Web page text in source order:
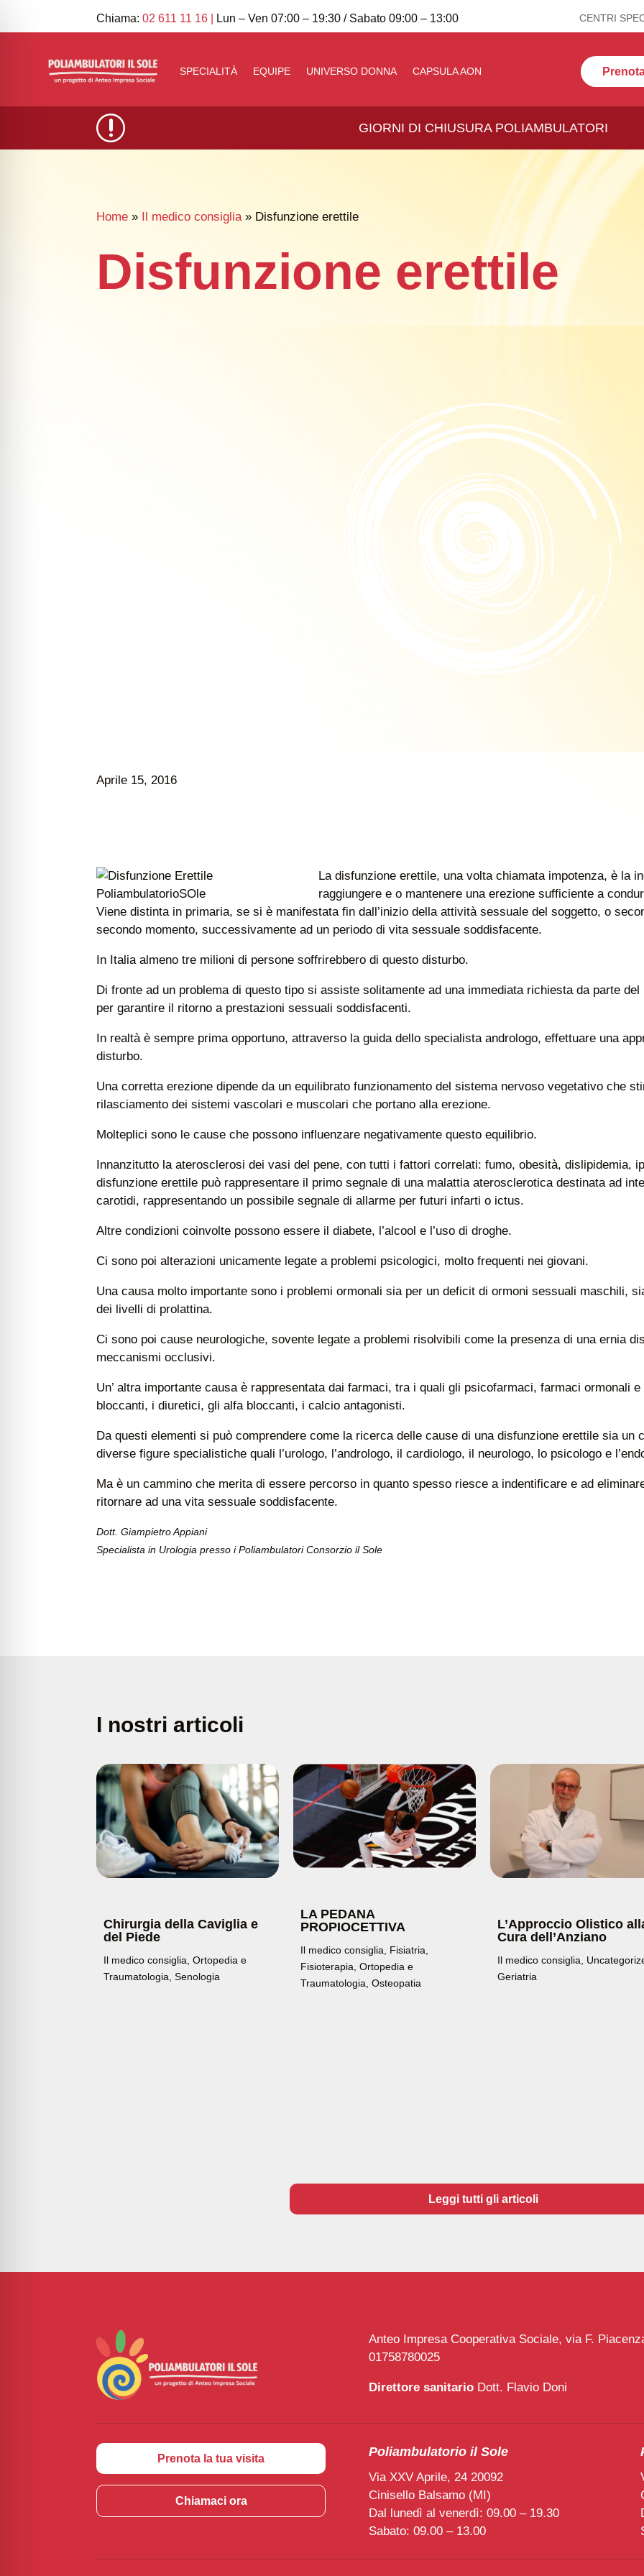
Chiama:02 611 11 16 Lun – Ven 07:00 – 19:30 / Sabato 09:00 – 13:00 CENTRI
SPECIALITÀ EQUIPE UNIVERSO DONNA CAPSULA AON
r GIORNI DI CHIUSURA POLIAMBULATORI
Home » Il medico consiglia » Disfunzione erettile
Disfunzione erettile
Aprile 15, 2016
La disfunzione erettile, una volta chiamata impotenza, è la
raggiungere e o mantenere una erezione sufficiente a
Viene distinta in primaria, se si è manifestata fin dall’inizio della attività sessuale del soggetto, o
secondo momento, successivamente ad un periodo di vita sessuale soddisfacente.
In Italia almeno tre milioni di persone soffrirebbero di questo disturbo.
Di fronte ad un problema di questo tipo si assiste solitamente ad una immediata richiesta da parte
per garantire il ritorno a prestazioni sessuali soddisfacenti.
In realtà è sempre prima opportuno, attraverso la guida dello specialista andrologo, effettuare una
disturbo.
Una corretta erezione dipende da un equilibrato funzionamento del sistema nervoso vegetativo che
rilasciamento dei sistemi vascolari e muscolari che portano alla erezione.
Molteplici sono le cause che possono influenzare negativamente questo equilibrio.
Innanzitutto la aterosclerosi dei vasi del pene, con tutti i fattori correlati: fumo, obesità, dislipidemia,
disfunzione erettile può rappresentare il primo segnale di una malattia aterosclerotica destinata ad
carotidi, rappresentando un possibile segnale di allarme per futuri infarti o ictus.
Altre condizioni coinvolte possono essere il diabete, l’alcool e l’uso di droghe.
Ci sono poi alterazioni unicamente legate a problemi psicologici, molto frequenti nei giovani.
Una causa molto importante sono i problemi ormonali sia per un deficit di ormoni sessuali maschili,
dei livelli di prolattina.
Ci sono poi cause neurologiche, sovente legate a problemi risolvibili come la presenza di una ernia
meccanismi occlusivi.
Un’ altra importante causa è rappresentata dai farmaci, tra i quali gli psicofarmaci, farmaci ormonali
bloccanti, i diuretici, gli alfa bloccanti, i calcio antagonisti.
Da questi elementi si può comprendere come la ricerca delle cause di una disfunzione erettile sia un
diverse figure specialistiche quali l’urologo, l’andrologo, il cardiologo, il neurologo, lo psicologo e
Ma è un cammino che merita di essere percorso in quanto spesso riesce a indentificare e ad
ritornare ad una vita sessuale soddisfacente.
Dott. Giampietro Appiani
Specialista in Urologia presso i Poliambulatori Consorzio il Sole
I nostri articoli
Chirurgia della Caviglia e
del Piede
Il medico consiglia Ortopedia e
Traumatologia Senologia
LA PEDANA
PROPIOCETTIVA
Il medico consiglia Fisiatria
Fisioterapia Ortopedia e
Traumatologia Osteopatia
L’Approccio Olistico
Cura dell’Anziano
Il medico consiglia
Geriatria
Leggi tutti gli articoli
Anteo Impresa Cooperativa Sociale, via F.
01758780025
Direttore sanitario Dott. Flavio Doni
Prenota la tua visita
Chiamaci ora
Poliambulatorio il Sole
Via XXV Aprile, 24 20092
Cinisello Balsamo (MI)
Dal lunedì al venerdì: 09.00 – 19.30
Sabato: 09.00 – 13.00